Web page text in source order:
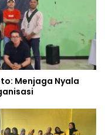
Menjaga Nyala